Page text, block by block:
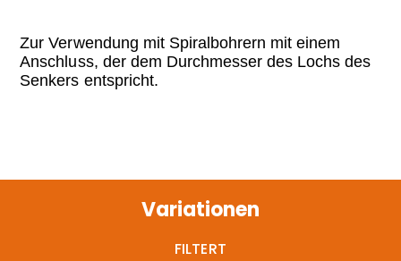
Zur Verwendung mit Spiralbohrern mit einem
Anschluss, der dem Durchmesser des Lochs des
Senkers entspricht.
Variationen
FILTERT